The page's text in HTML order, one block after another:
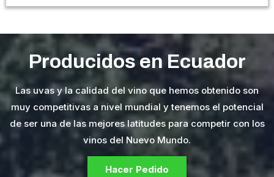
Producidos en Ecuador
Las uvas y la calidad del vino que hemos obtenido son
muy competitivas a nivel mundial y tenemos el potencial
de ser una de las mejores latitudes para competir con los
vinos del Nuevo Mundo.
Hacer Pedido